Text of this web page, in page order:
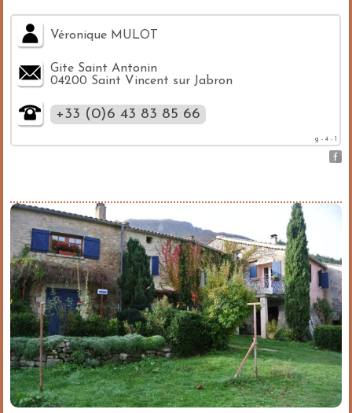
Véronique MULOT
Gite Saint Antonin
04200 Saint Vincent sur Jabron
+33 (0)6 43 83 85 66
g - 4 - 1